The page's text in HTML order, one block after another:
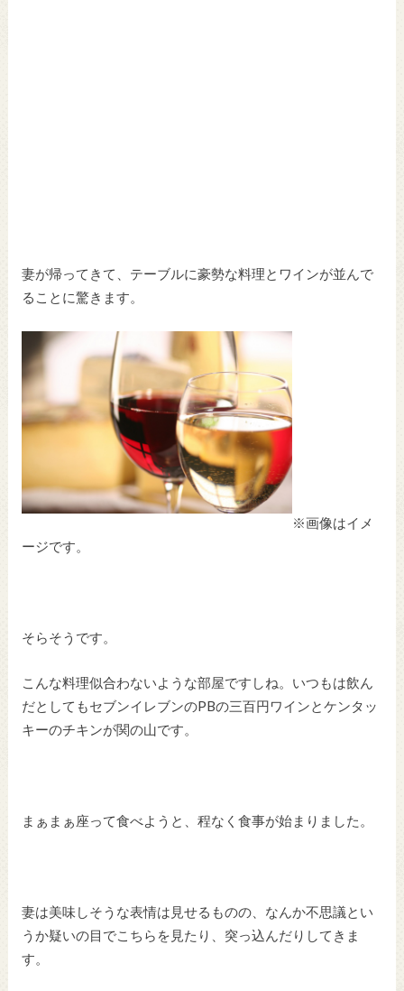
妻が帰ってきて、テーブルに豪勢な料理とワインが並んで
ることに驚きます。
※画像はイメ
ージです。
そらそうです。
こんな料理似合わないような部屋ですしね。いつもは飲ん
だとしてもセブンイレブンのPBの三百円ワインとケンタッ
キーのチキンが関の山です。
まぁまぁ座って食べようと、程なく食事が始まりました。
妻は美味しそうな表情は見せるものの、なんか不思議とい
うか疑いの目でこちらを見たり、突っ込んだりしてきま
す。